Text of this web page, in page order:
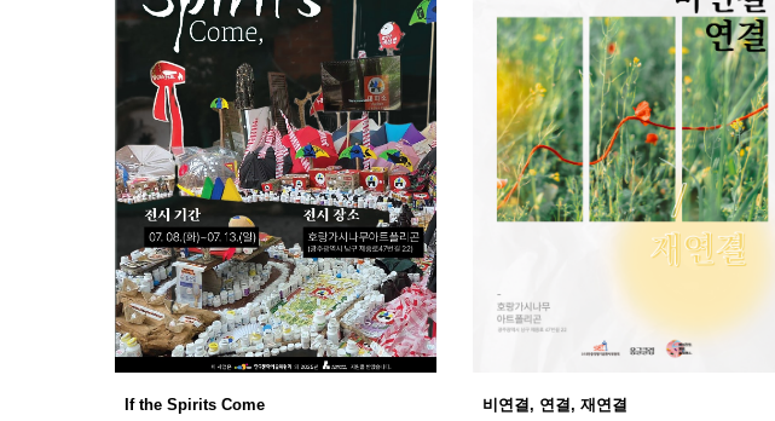
If the Spirits Come 비연결, 연결, 재연결